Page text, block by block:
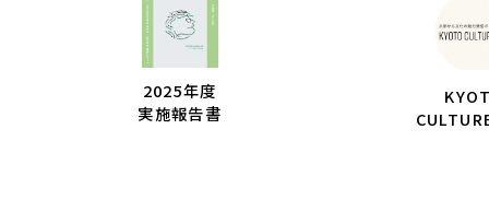
2025年度
実施報告書